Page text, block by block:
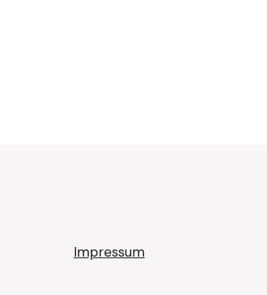
Impressum